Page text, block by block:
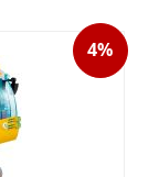
4%